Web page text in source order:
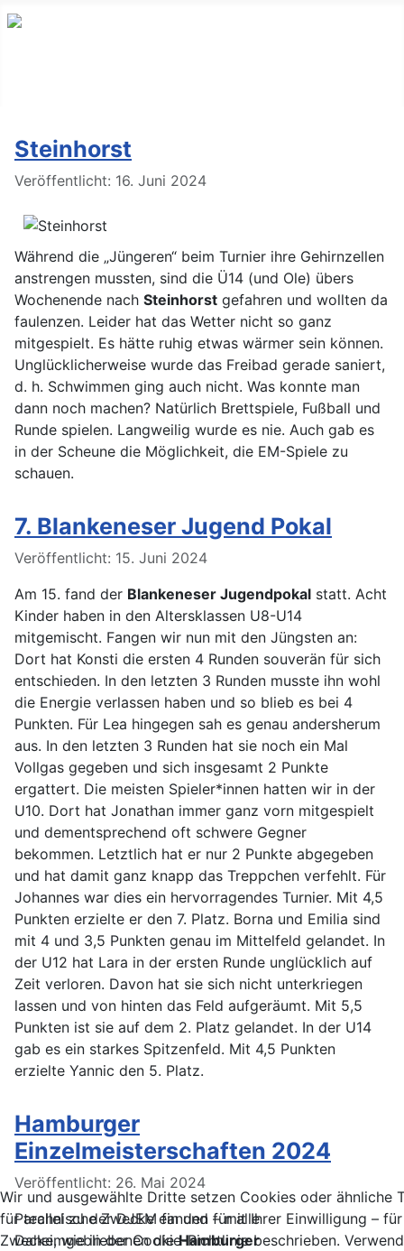
Steinhorst
Details
Veröffentlicht: 16. Juni 2024
Während die „Jüngeren“ beim Turnier ihre Gehirnzellen
anstrengen mussten, sind die Ü14 (und Ole) übers
Wochenende nach Steinhorst gefahren und wollten da
faulenzen. Leider hat das Wetter nicht so ganz
mitgespielt. Es hätte ruhig etwas wärmer sein können.
Unglücklicherweise wurde das Freibad gerade saniert,
d. h. Schwimmen ging auch nicht. Was konnte man
dann noch machen? Natürlich Brettspiele, Fußball und
Runde spielen. Langweilig wurde es nie. Auch gab es
in der Scheune die Möglichkeit, die EM-Spiele zu
schauen.
7. Blankeneser Jugend Pokal
Details
Veröffentlicht: 15. Juni 2024
Am 15. fand der Blankeneser Jugendpokal statt. Acht
Kinder haben in den Altersklassen U8-U14
mitgemischt. Fangen wir nun mit den Jüngsten an:
Dort hat Konsti die ersten 4 Runden souverän für sich
entschieden. In den letzten 3 Runden musste ihn wohl
die Energie verlassen haben und so blieb es bei 4
Punkten. Für Lea hingegen sah es genau andersherum
aus. In den letzten 3 Runden hat sie noch ein Mal
Vollgas gegeben und sich insgesamt 2 Punkte
ergattert. Die meisten Spieler*innen hatten wir in der
U10. Dort hat Jonathan immer ganz vorn mitgespielt
und dementsprechend oft schwere Gegner
bekommen. Letztlich hat er nur 2 Punkte abgegeben
und hat damit ganz knapp das Treppchen verfehlt. Für
Johannes war dies ein hervorragendes Turnier. Mit 4,5
Punkten erzielte er den 7. Platz. Borna und Emilia sind
mit 4 und 3,5 Punkten genau im Mittelfeld gelandet. In
der U12 hat Lara in der ersten Runde unglücklich auf
Zeit verloren. Davon hat sie sich nicht unterkriegen
lassen und von hinten das Feld aufgeräumt. Mit 5,5
Punkten ist sie auf dem 2. Platz gelandet. In der U14
gab es ein starkes Spitzenfeld. Mit 4,5 Punkten
erzielte Yannic den 5. Platz.
Hamburger
Einzelmeisterschaften 2024
Details
Veröffentlicht: 26. Mai 2024
Parallel zu der DJEM fanden für alle
Daheimgebliebenen dieHamburger
Wir und ausgewählte Dritte setzen Cookies oder ähnliche
für technische Zwecke ein und – mit Ihrer Einwilligung –
Zwecke, wie in der Cookie-Richtlinie beschrieben.